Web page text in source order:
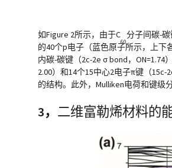
如Figure 2所示，由于C
60
分子间碳-
的40个p电子（蓝色原子所示，上下
内碳-碳键（2c-2e σ bond，
2.00）和14个15中心2电子π键（
的结构。此外，Mulliken电荷和键级
3， 二维富勒烯材料的